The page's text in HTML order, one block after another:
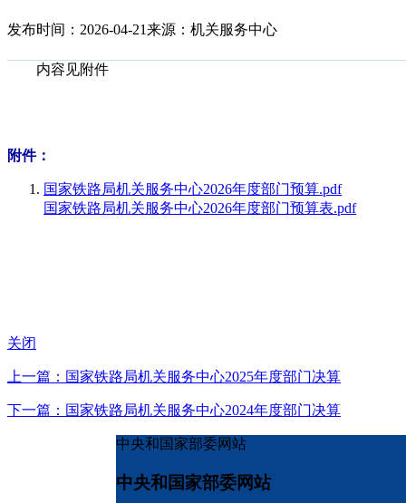
发布时间：2026-04-21来源：机关服务中心
内容见附件
附件：
国家铁路局机关服务中心2026年度部门预算.pdf
国家铁路局机关服务中心2026年度部门预算表.pdf
关闭
上一篇：国家铁路局机关服务中心2025年度部门决算
下一篇：国家铁路局机关服务中心2024年度部门决算
中央和国家部委网站
中央和国家部委网站